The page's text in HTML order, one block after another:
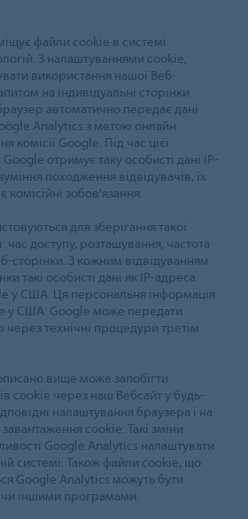
файли cookie в системі
З налаштуваннями cookie,
використання нашої Веб-
на індивідуальні сторінки
автоматично передає дані
Analytics з метою онлайн
комісії Google. Під час цієї
отримує таку особисті дані IP-
походження відвідувачів, їх
комісійні зобов'язання.
для зберігання такої
час доступу, розташування, частота
сторінки. З кожним відвідуванням
такі особисті дані як IP-адреса
у США. Ця персональня інформація
у США. Google може передати
технічні процедури третім
вище може запобігти
cookie через наш Вебсайт у будь-
налаштування браузера і на
cookie. Такі зміни
Google Analytics налаштувати
системі. Також файли cookie, що
Google Analytics можуть бути
іншими програмами.